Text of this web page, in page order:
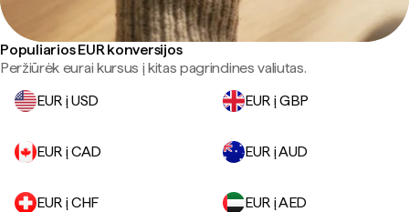
Populiarios EUR konversijos
Peržiūrėk eurai kursus į kitas pagrindines valiutas.
EUR į USD
EUR į GBP
EUR į CAD EUR į AUD
EUR į CHF EUR į AED